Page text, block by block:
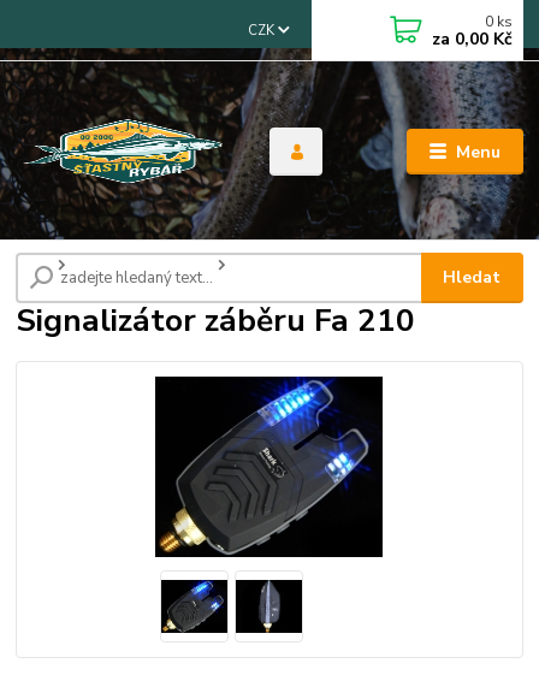
Menu
CZK
Hledat
0 ks
za 0,00 Kč
Úvod Signalizátory záběru
Signalizátor záběru Fa 210